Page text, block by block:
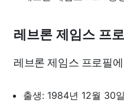
레브론 제임스 프
레브론 제임스 프로필
출생: 1984년 12월 30